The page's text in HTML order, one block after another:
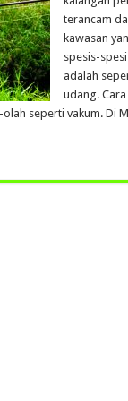
terancam
kawasan
spesis-
adalah
udang.
seperti vakum. Di